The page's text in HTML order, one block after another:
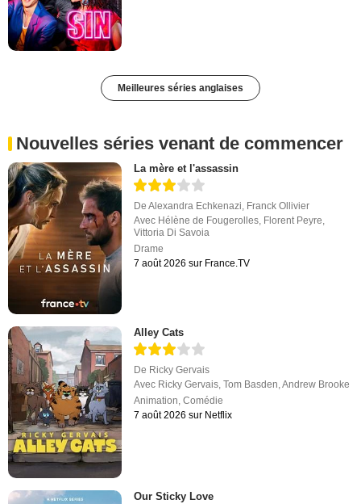
Meilleures séries anglaises
Nouvelles séries venant de commencer
La mère et l'assassin
DeAlexandra Echkenazi Franck Ollivier
Avec Hélène de Fougerolles Florent Peyre
Vittoria Di Savoia
Drame
7 août 2026 sur France.TV
Alley Cats
De Ricky Gervais
Avec Ricky Gervais,Tom Basden,Andrew Brooke
Animation,Comédie
7 août 2026 sur Netflix
Our Sticky Love